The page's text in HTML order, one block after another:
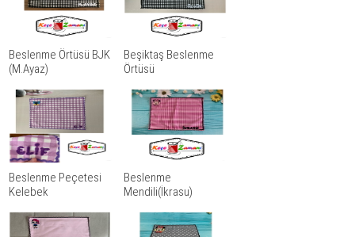
Beslenme Örtüsü BJK
(M.Ayaz)
Beşiktaş Beslenme
Örtüsü
Beslenme Peçetesi
Kelebek
Beslenme
Mendili(İkrasu)